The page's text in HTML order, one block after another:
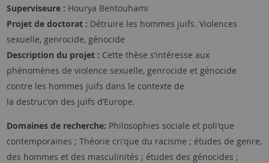
Superviseure : Hourya Bentouhami
Projet de doctorat : Détruire les hommes juifs. Violences
sexuelle, genrocide, génocide
Description du projet : Cette thèse s’intéresse aux
phénomènes de violence sexuelle, genrocide et génocide
contre les hommes juifs dans le contexte de
la destruc'on des juifs d’Europe.
Domaines de recherche: Philosophies sociale et poli'que
contemporaines ; Théorie cri'que du racisme ; études de genre,
des hommes et des masculinités ; études des génocides ;